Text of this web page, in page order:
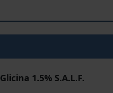
Glicina 1.5% S.A.L.F.